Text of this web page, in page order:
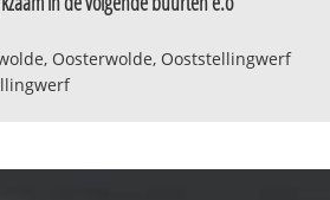
Oosterwolde, Ooststellingwerf